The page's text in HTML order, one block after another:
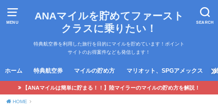
MENU SEARCH
ANAマイルを貯めてファースト
クラスに乗りたい！
特典航空券を利用した旅行を目的にマイルを貯めています！ポイント
サイトのお得案件なども発信します！
ホーム 特典航空券 マイルの貯め方 マリオット、SPGアメックス
【ANAマイルは簡単に貯まる！！】陸マイラーのマイルの貯め方を解説！
HOME